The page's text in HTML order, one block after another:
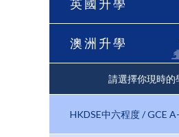
英國升學
澳洲升學
請選擇你現時
HKDSE中六程度 / GCE